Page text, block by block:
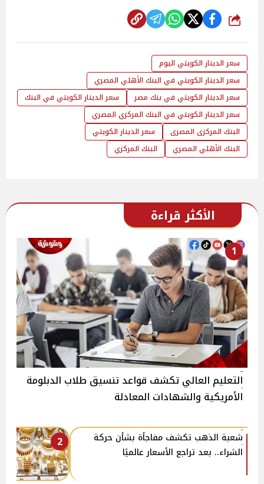
شارك
سعر الدينار الكويتي اليوم
سعر الدينار الكويتي في البنك الأهلي المصري
سعر الدينار الكويتي في بنك مصر
سعر الدينار الكويتي في البنك
سعر الدينار الكويتي في البنك المركزي المصري
البنك المركزى المصرى
سعر الدينار الكويتي
البنك الأهلي المصري
البنك المركزي
الأكثر قراءة
1
التعليم العالي تكشف قواعد تنسيق طلاب الدبلومة
الأمريكية والشهادات المعادلة
2
شعبة الذهب تكشف مفاجأة بشأن حركة
الشراء.. بعد تراجع الأسعار عالميًا